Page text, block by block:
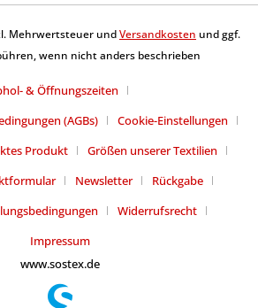
Mehrwertsteuer undVersandkosten und ggf.
wenn nicht anders beschrieben
& Öffnungszeiten
(AGBs)
Cookie-Einstellungen
Produkt
Größen unserer Textilien
Newsletter
Rückgabe
Widerrufsrecht
Impressum
www.sostex.de